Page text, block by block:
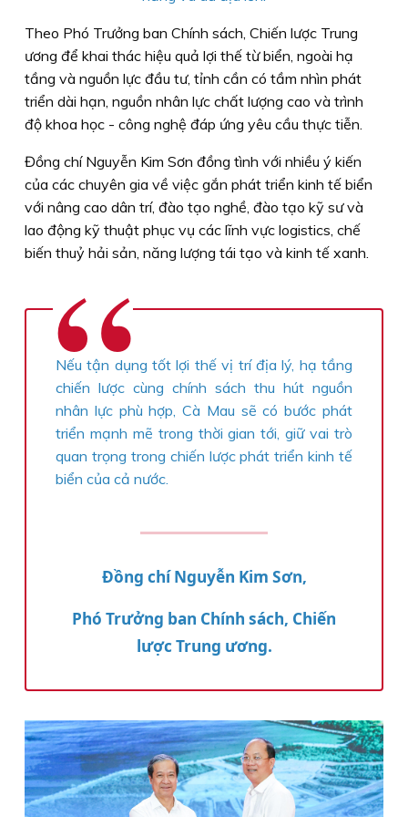
Theo Phó Trưởng ban Chính sách, Chiến lược Trung
ương để khai thác hiệu quả lợi thế từ biển, ngoài hạ
tầng và nguồn lực đầu tư, tỉnh cần có tầm nhìn phát
triển dài hạn, nguồn nhân lực chất lượng cao và trình
độ khoa học - công nghệ đáp ứng yêu cầu thực tiễn.
Đồng chí Nguyễn Kim Sơn đồng tình với nhiều ý kiến
của các chuyên gia về việc gắn phát triển kinh tế biển
với nâng cao dân trí, đào tạo nghề, đào tạo kỹ sư và
lao động kỹ thuật phục vụ các lĩnh vực logistics, chế
biến thuỷ hải sản, năng lượng tái tạo và kinh tế xanh.
Nếu tận dụng tốt lợi thế vị trí địa lý, hạ tầng
chiến lược cùng chính sách thu hút nguồn
nhân lực phù hợp, Cà Mau sẽ có bước phát
triển mạnh mẽ trong thời gian tới, giữ vai trò
quan trọng trong chiến lược phát triển kinh tế
biển của cả nước.
Đồng chí Nguyễn Kim Sơn,
Phó Trưởng ban Chính sách, Chiến
lược Trung ương.